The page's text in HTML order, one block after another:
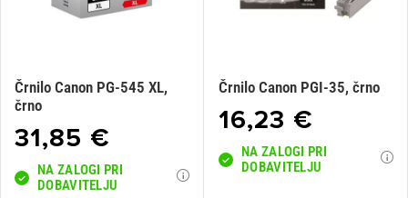
Črnilo Canon PG-545 XL,
črno
31,85 €
NA ZALOGI PRI
DOBAVITELJU
Črnilo Canon PGI-35, črno
16,23 €
NA ZALOGI PRI
DOBAVITELJU